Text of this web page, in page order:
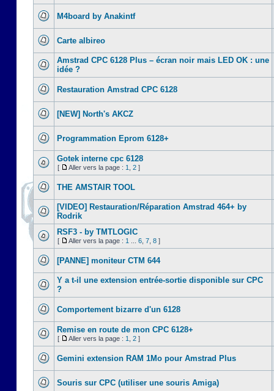
M4board by Anakintf
Carte albireo
Amstrad CPC 6128 Plus – écran noir mais LED OK : une
idée ?
Restauration Amstrad CPC 6128
[NEW] North's AKCZ
Programmation Eprom 6128+
Gotek interne cpc 6128
[ Aller vers la page : 1 2 ]
THE AMSTAIR TOOL
[VIDEO] Restauration/Réparation Amstrad 464+ by
Rodrik
RSF3 - by TMTLOGIC
[ Aller vers la page : 1 6 7 8 ]
[PANNE] moniteur CTM 644
Y a t-il une extension entrée-sortie disponible sur CPC
?
Comportement bizarre d'un 6128
Remise en route de mon CPC 6128+
[ Aller vers la page : 1 2 ]
Gemini extension RAM 1Mo pour Amstrad Plus
Souris sur CPC (utiliser une souris Amiga)